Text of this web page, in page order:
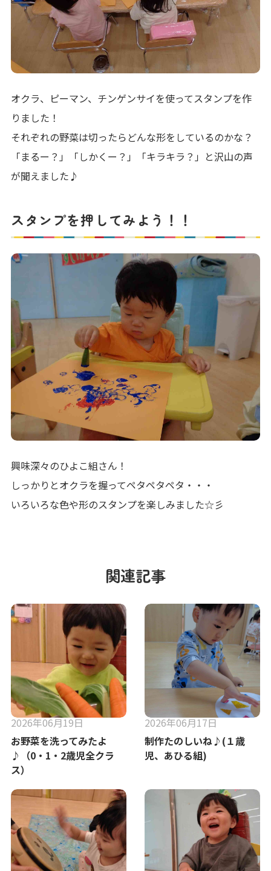
オクラ、ピーマン、チンゲンサイを使ってスタンプを作
りました！
それぞれの野菜は切ったらどんな形をしているのかな？
「まるー？」「しかくー？」「キラキラ？」と沢山の声
が聞えました♪
スタンプを押してみよう！！
興味深々のひよこ組さん！
しっかりとオクラを握ってペタペタペタ・・・
いろいろな色や形のスタンプを楽しみました☆彡
関連記事
2026年06月19日
お野菜を洗ってみたよ
♪（0・1・2歳児全クラ
ス）
2026年06月17日
制作たのしいね♪(１歳
児、あひる組)